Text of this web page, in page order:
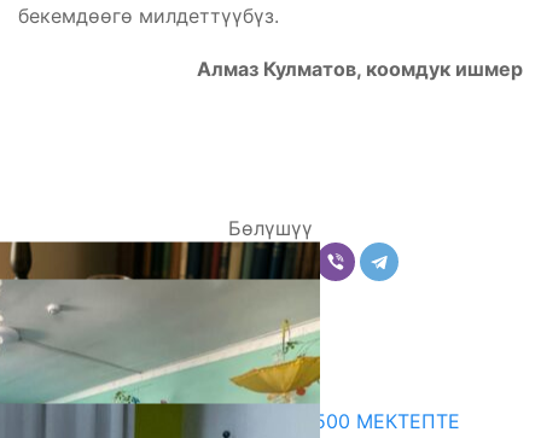
бекемдөөгө милдеттүүбүз.
Алмаз Кулматов, коомдук ишмер
Бөлүшүү
Комментарийлер
Акыркы жаңылыктар
ПРЕЗИДЕНТТИН ЖАРЛЫГЫ: 500 МЕКТЕПТЕ